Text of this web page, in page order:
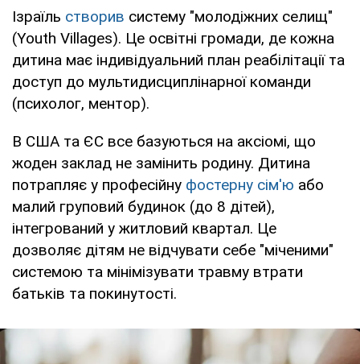
Ізраїль створив систему "молодіжних селищ"
(Youth Villages). Це освітні громади, де кожна
дитина має індивідуальний план реабілітації та
доступ до мультидисциплінарної команди
(психолог, ментор).
В США та ЄС все базуються на аксіомі, що
жоден заклад не замінить родину. Дитина
потрапляє у професійну фостерну сім'ю або
малий груповий будинок (до 8 дітей),
інтегрований у житловий квартал. Це
дозволяє дітям не відчувати себе "міченими"
системою та мінімізувати травму втрати
батьків та покинутості.